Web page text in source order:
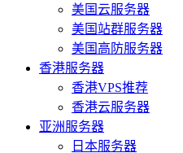
美国云服务器
美国站群服务器
美国高防服务器
香港服务器
香港VPS推荐
香港云服务器
亚洲服务器
日本服务器